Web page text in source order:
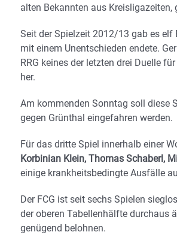
alten Bekannten aus
Seit der Spielzeit 2012/13 gab es
mit einem Unentschieden endete.
RRG keines der letzten drei Duelle
her.
Am kommenden Sonntag soll diese
gegen Grünthal eingefahren werden.
Für das dritte Spiel innerhalb einer
Korbinian Klein, Thomas Schaberl,
einige krankheitsbedingte Ausfälle
Der FCG ist seit sechs Spielen
der oberen Tabellenhälfte durchaus
genügend belohnen.